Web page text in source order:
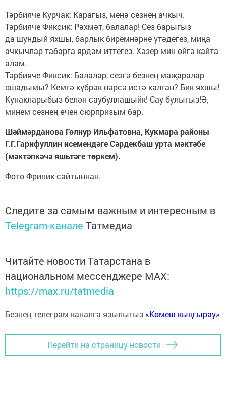
Тәрбияче Курчак: Карагыз, менә сезнең ачкыч.
Тәрбияче Фиксик: Рәхмәт, балалар! Сез барыгыз
да шундый яхшы, барлык биремнәрне үтәдегез, миңа
ачкычлар табарга ярдәм иттегез. Хәзер мин өйгә кайта
алам.
Тәрбияче Фиксик: Балалар, сезгә безнең маҗаралар
ошадымы? Кемгә күбрәк нәрсә истә калган? Бик яхшы!
Кунакларыбыз белән саубуллашыйк! Сау булыгыз!Ә,
минем сезнең өчен сюрпризым бар.
Шәймәрданова Гөлнур Ильфатовна, Кукмара районы
Г.Г.Гарифуллин исемендәге Сәрдекбаш урта мәктәбе
(мәктәпкәчә яшьтәге төркем).
Фото Фрипик сайтыннан.
Следите за самым важным и интересным в
Telegram-канале Татмедиа
Читайте новости Татарстана в
национальном мессенджере MАХ:
https://max.ru/tatmedia
Безнең телеграм каналга язылыгыз «Көмеш кыңгырау»
Перейти на страницу новости